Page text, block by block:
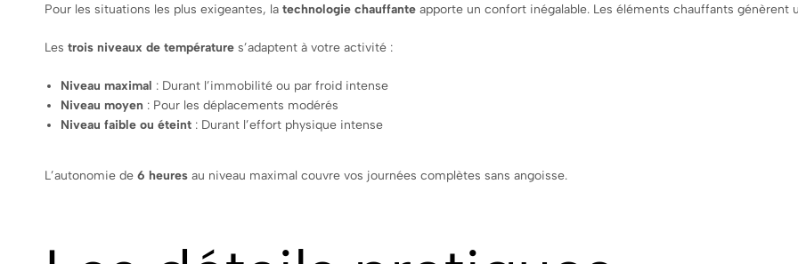
Pour les situations les plus exigeantes, la technologie chauffante apporte un confort inégalable. Les éléments chauffants
Les trois niveaux de température s’adaptent à votre activité :
Niveau maximal : Durant l’immobilité ou par froid intense
Niveau moyen : Pour les déplacements modérés
Niveau faible ou éteint : Durant l’effort physique intense
L’autonomie de 6 heures au niveau maximal couvre vos journées complètes sans angoisse.